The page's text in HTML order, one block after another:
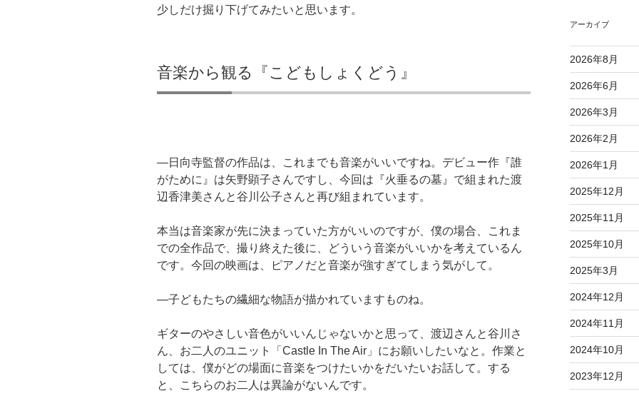
少しだけ掘り下げてみたいと思います。
音楽から観る『こどもしょくどう』
―日向寺監督の作品は、これまでも音楽がいいですね。デビュー作『誰
がために』は矢野顕子さんですし、今回は『火垂るの墓』で組まれた渡
辺香津美さんと谷川公子さんと再び組まれています。
本当は音楽家が先に決まっていた方がいいのですが、僕の場合、これま
での全作品で、撮り終えた後に、どういう音楽がいいかを考えているん
です。今回の映画は、ピアノだと音楽が強すぎてしまう気がして。
―子どもたちの繊細な物語が描かれていますものね。
ギターのやさしい音色がいいんじゃないかと思って、渡辺さんと谷川さ
ん、お二人のユニット「Castle In The Air」にお願いしたいなと。作業と
しては、僕がどの場面に音楽をつけたいかをだいたいお話して。する
と、こちらのお二人は異論がないんです。
アーカイブ
2026年8月
2026年6月
2026年3月
2026年2月
2026年1月
2025年12月
2025年11月
2025年10月
2025年3月
2024年12月
2024年11月
2024年10月
2023年12月